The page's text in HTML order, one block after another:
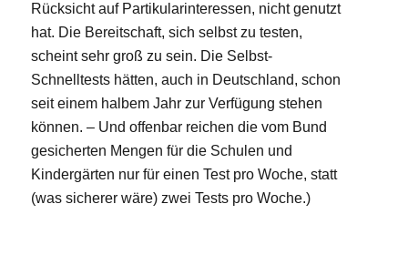
Rücksicht auf Partikularinteressen, nicht genutzt
hat. Die Bereitschaft, sich selbst zu testen,
scheint sehr groß zu sein. Die Selbst-
Schnelltests hätten, auch in Deutschland, schon
seit einem halbem Jahr zur Verfügung stehen
können. – Und offenbar reichen die vom Bund
gesicherten Mengen für die Schulen und
Kindergärten nur für einen Test pro Woche, statt
(was sicherer wäre) zwei Tests pro Woche.)